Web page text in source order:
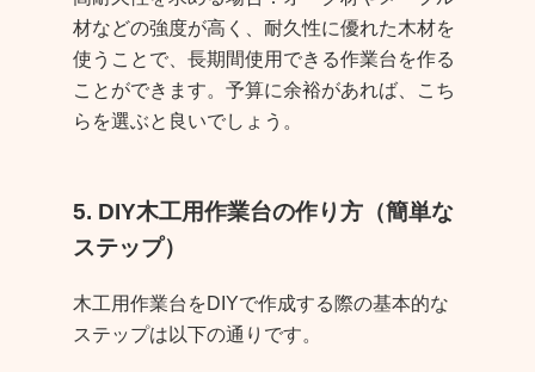
材などの強度が高く、耐久性に優れた木材を
使うことで、長期間使用できる作業台を作る
ことができます。予算に余裕があれば、こち
らを選ぶと良いでしょう。
5. DIY木工用作業台の作り方（簡単な
ステップ）
木工用作業台をDIYで作成する際の基本的な
ステップは以下の通りです。